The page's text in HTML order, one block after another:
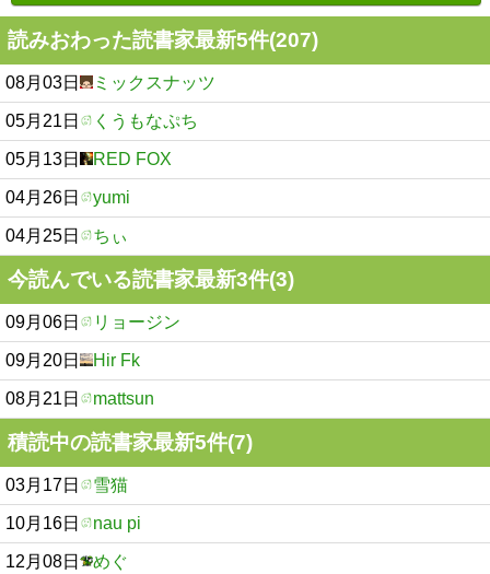
読みおわった読書家最新5件(207)
08月03日 ミックスナッツ
05月21日 くうもなぷち
05月13日 RED FOX
04月26日 yumi
04月25日 ちぃ
今読んでいる読書家最新3件(3)
09月06日 リョージン
09月20日 Hir Fk
08月21日 mattsun
積読中の読書家最新5件(7)
03月17日 雪猫
10月16日 nau pi
12月08日 めぐ